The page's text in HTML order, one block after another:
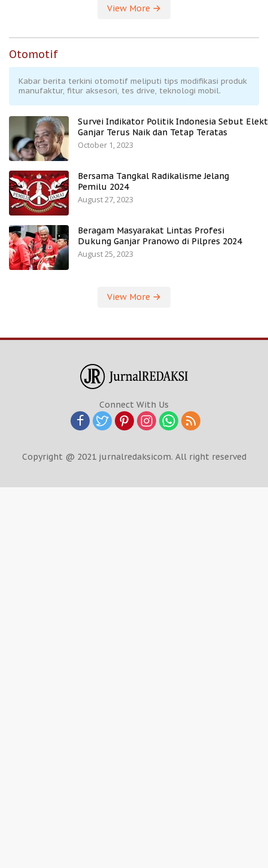
View More
Otomotif
Kabar berita terkini otomotif meliputi tips modifikasi produk
manufaktur, fitur aksesori, tes drive, teknologi mobil.
Survei Indikator Politik Indonesia Sebut
Ganjar Terus Naik dan Tetap Teratas
October 1, 2023
Bersama Tangkal Radikalisme Jelang
Pemilu 2024
August 27, 2023
Beragam Masyarakat Lintas Profesi
Dukung Ganjar Pranowo di Pilpres 2024
August 25, 2023
View More
Connect With Us
Copyright @ 2021 jurnalredaksicom. All right reserved